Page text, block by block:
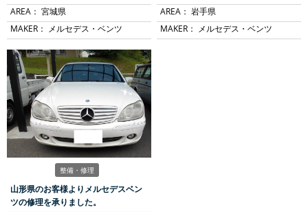
AREA： 宮城県
MAKER： メルセデス・ベンツ
AREA：岩手県
MAKER： メルセデス・ベンツ
整備・修理
山形県のお客様よりメルセデスベン
ツの修理を承りました。